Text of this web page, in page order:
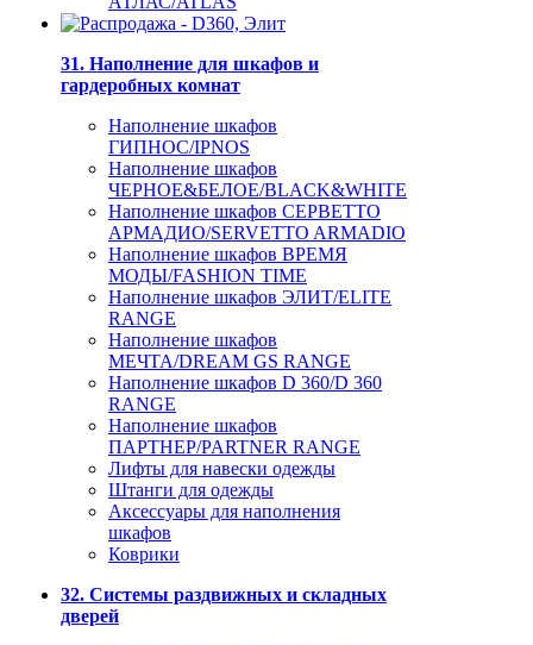
31. Наполнение для шкафов и
гардеробных комнат
Наполнение шкафов
ГИПНОС/IPNOS
Наполнение шкафов
ЧЕРНОЕ&БЕЛОЕ/BLACK&WHITE
Наполнение шкафов СЕРВЕТТО
АРМАДИО/SERVETTO ARMADIO
Наполнение шкафов ВРЕМЯ
МОДЫ/FASHION TIME
Наполнение шкафов ЭЛИТ/ELITE
RANGE
Наполнение шкафов
МЕЧТА/DREAM GS RANGE
Наполнение шкафов D 360/D 360
RANGE
Наполнение шкафов
ПАРТНЕР/PARTNER RANGE
Лифты для навески одежды
Штанги для одежды
Аксессуары для наполнения
шкафов
Коврики
32. Системы раздвижных и складных
дверей